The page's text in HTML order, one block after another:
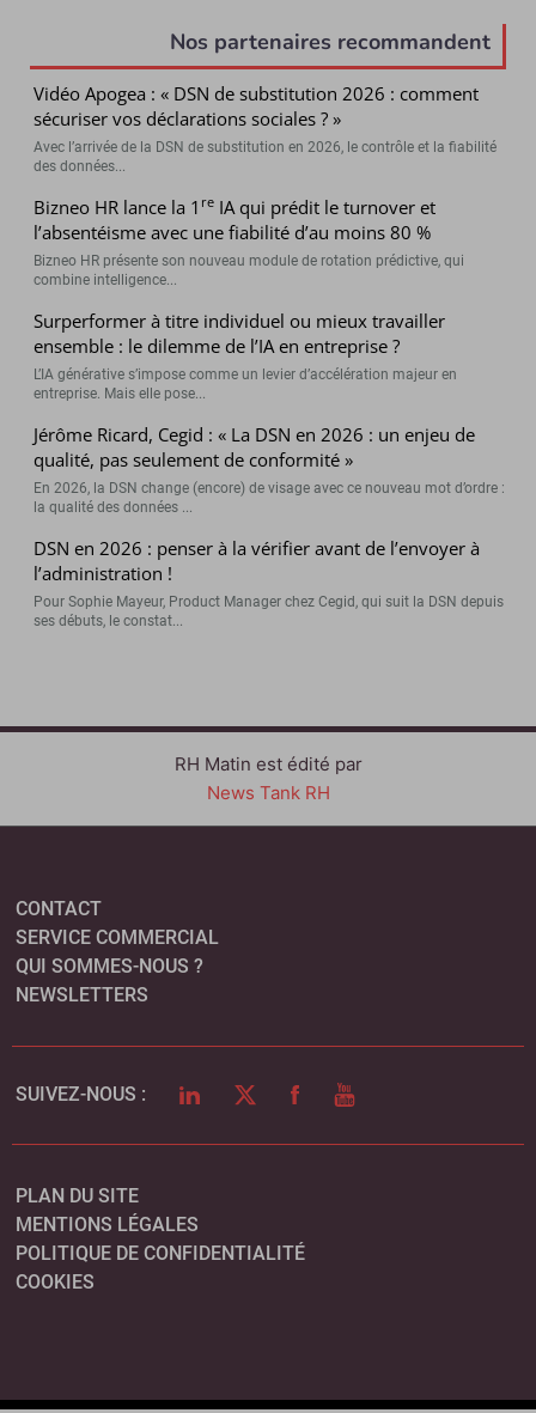
Nos partenaires recommandent
Vidéo Apogea : « DSN de substitution 2026 : comment
sécuriser vos déclarations sociales ? »
Avec l’arrivée de la DSN de substitution en 2026, le contrôle et la fiabilité
des données...
Bizneo HR lance la 1 re IA qui prédit le turnover et
l’absentéisme avec une fiabilité d’au moins 80 %
Bizneo HR présente son nouveau module de rotation prédictive, qui
combine intelligence...
Surperformer à titre individuel ou mieux travailler
ensemble : le dilemme de l’IA en entreprise ?
L’IA générative s’impose comme un levier d’accélération majeur en
entreprise. Mais elle pose...
Jérôme Ricard, Cegid : « La DSN en 2026 : un enjeu de
qualité, pas seulement de conformité »
En 2026, la DSN change (encore) de visage avec ce nouveau mot d’ordre :
la qualité des données ...
DSN en 2026 : penser à la vérifier avant de l’envoyer à
l’administration !
Pour Sophie Mayeur, Product Manager chez Cegid, qui suit la DSN depuis
ses débuts, le constat...
RH Matin est édité par
News Tank RH
CONTACT
SERVICE COMMERCIAL
QUI SOMMES-NOUS ?
NEWSLETTERS
SUIVEZ-NOUS : LINKEDINTWITTERFACEBOOK
YOUTUBE
PLAN DU SITE
MENTIONS LÉGALES
POLITIQUE DE CONFIDENTIALITÉ
COOKIES